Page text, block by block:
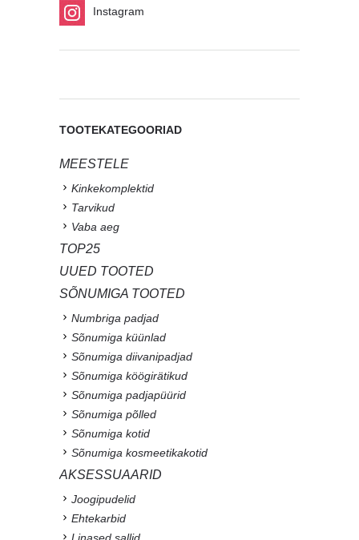
Instagram
TOOTEKATEGOORIAD
MEESTELE
Kinkekomplektid
Tarvikud
Vaba aeg
TOP25
UUED TOOTED
SÕNUMIGA TOOTED
Numbriga padjad
Sõnumiga küünlad
Sõnumiga diivanipadjad
Sõnumiga köögirätikud
Sõnumiga padjapüürid
Sõnumiga põlled
Sõnumiga kotid
Sõnumiga kosmeetikakotid
AKSESSUAARID
Joogipudelid
Ehtekarbid
Linased sallid